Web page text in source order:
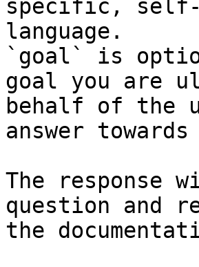
specific, self-
language.
`goal` is
goal you are
behalf of the
answer
The response
question and
the